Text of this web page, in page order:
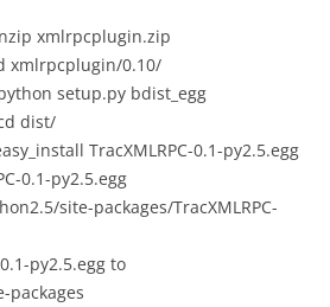
xmlrpcplugin.zip
xmlrpcplugin/0.10/
setup.py bdist_egg
dist/
TracXMLRPC-0.1-py2.5.egg
0.1-py2.5.egg
site-packages/TracXMLRPC-
py2.5.egg to